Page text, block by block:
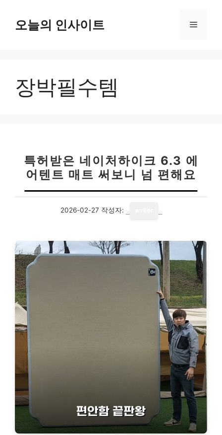
오늘의 인사이트 메
장박필수템
특허받은 네이처하이크 6.3 에
어텐트 매트 써보니 넘 편해요
2026-02-27 작성자: